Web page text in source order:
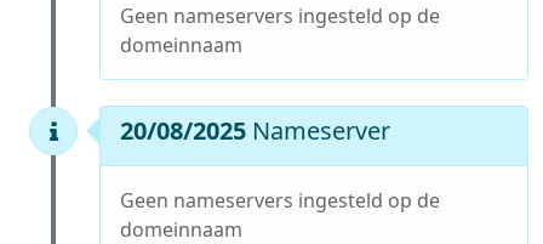
Geen nameservers ingesteld op de
domeinnaam
20/08/2025 Nameserver
Geen nameservers ingesteld op de
domeinnaam